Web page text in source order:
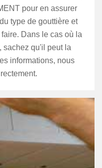
pour en assurer
type de gouttière et
Dans le cas où la
sachez qu'il peut la
informations, nous